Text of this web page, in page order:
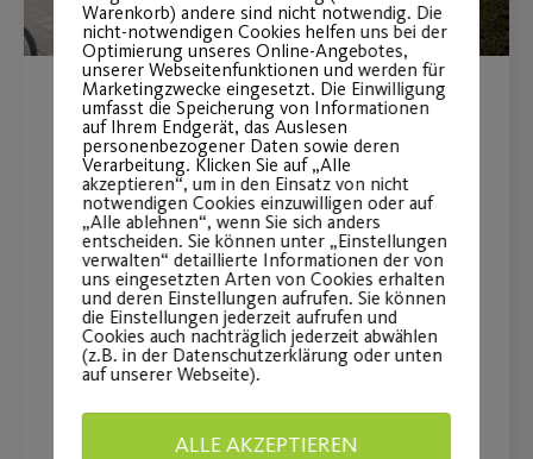
VR Bank Nürnberg und Post
SV Nürnberg verlängern das
Hauptsponsoring vorzeitig
bis 2024
Aktuelles Engagement wird um das
Projekt „Post SV on Ice“ erweitert.
WEITERLESEN
Warenkorb) andere sind nicht notwendig. Die
nicht-notwendigen Cookies helfen uns bei der
Optimierung unseres Online-Angebotes,
unserer Webseitenfunktionen und werden für
Marketingzwecke eingesetzt. Die Einwilligung
umfasst die Speicherung von Informationen
auf Ihrem Endgerät, das Auslesen
personenbezogener Daten sowie deren
Verarbeitung. Klicken Sie auf „Alle
akzeptieren“, um in den Einsatz von nicht
notwendigen Cookies einzuwilligen oder auf
„Alle ablehnen“, wenn Sie sich anders
entscheiden. Sie können unter „Einstellungen
verwalten“ detaillierte Informationen der von
uns eingesetzten Arten von Cookies erhalten
und deren Einstellungen aufrufen. Sie können
die Einstellungen jederzeit aufrufen und
Cookies auch nachträglich jederzeit abwählen
(z.B. in der Datenschutzerklärung oder unten
auf unserer Webseite).
ALLE AKZEPTIEREN